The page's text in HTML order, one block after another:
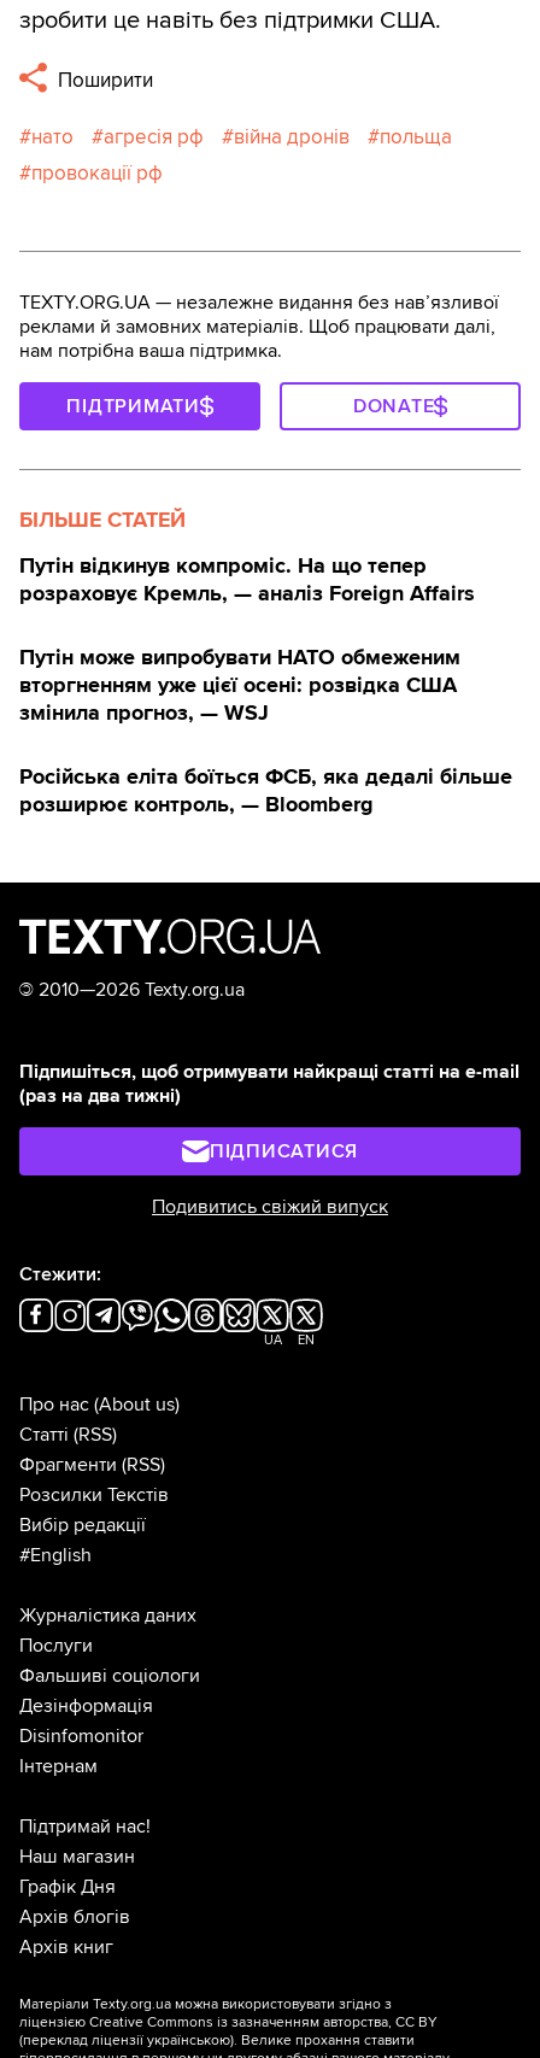
зробити це навіть без підтримки США.
Поширити
нато агресія рф війна дронів
польща
провокації рф
TEXTY.ORG.UA — незалежне видання без навʼязливої
реклами й замовних матеріалів. Щоб працювати далі,
нам потрібна ваша підтримка.
ПІДТРИМАТИ DONATE
БІЛЬШЕ СТАТЕЙ
Путін відкинув компроміс. На що тепер
розраховує Кремль, — аналіз Foreign Affairs
Путін може випробувати НАТО обмеженим
вторгненням уже цієї осені: розвідка США
змінила прогноз, — WSJ
Російська еліта боїться ФСБ, яка дедалі більше
розширює контроль, — Bloomberg
© 2010—2026 Texty.org.ua
Підпишіться, щоб отримувати найкращі статті на e-mail
(раз на два тижні)
ПІДПИСАТИСЯ
Подивитись свіжий випуск
Стежити:
UA EN
Про нас (About us)
Статті (RSS)
Фрагменти (RSS)
Розсилки Текстів
Вибір редакції
#English
Журналістика даних
Послуги
Фальшиві соціологи
Дезінформація
Disinfomonitor
Інтернам
Підтримай нас!
Наш магазин
Графік Дня
Архів блогів
Архів книг
Матеріали Texty.org.ua можна використовувати згідно з
ліцензією Creative Commons із зазначенням авторства, CC BY
(переклад ліцензії українською). Велике прохання ставити